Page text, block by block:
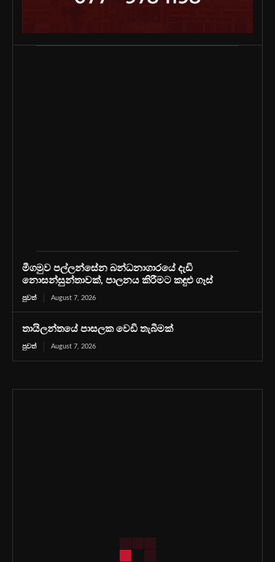
මීගමුව පල්ලන්සේන බන්ධනාගාරයේ දැඩි
නොසන්සුන්තාවක්, පාලනය කිරීමට කඳුළු ගෑස්
පුවත් August 7, 2026
තායිලන්තයේ පාසලක වෙඩි තැබීමක්
පුවත් August 7, 2026